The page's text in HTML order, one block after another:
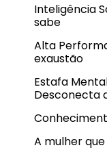
Inteligência
sabe
Alta
exaustão
Estafa
Desconecta
A mulher